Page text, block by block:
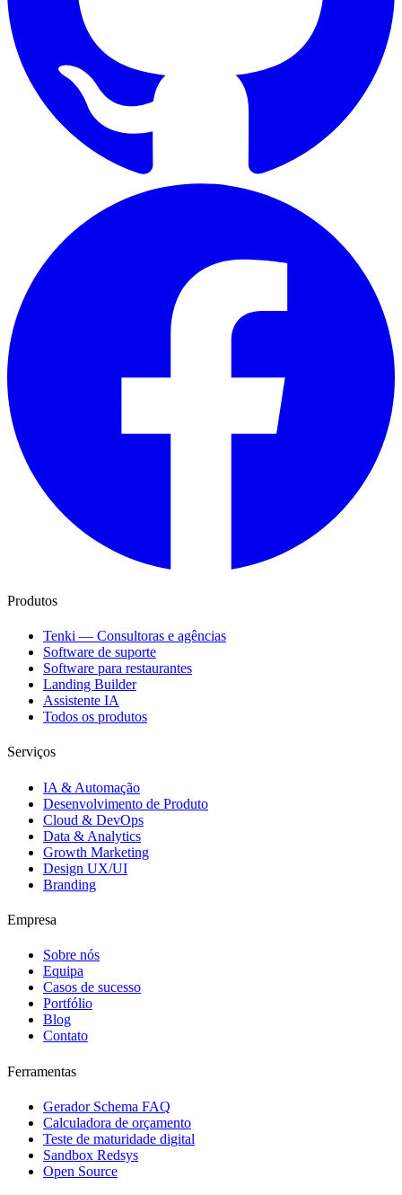
Produtos
Tenki — Consultoras e agências
Software de suporte
Software para restaurantes
Landing Builder
Assistente IA
Todos os produtos
Serviços
IA & Automação
Desenvolvimento de Produto
Cloud & DevOps
Data & Analytics
Growth Marketing
Design UX/UI
Branding
Empresa
Sobre nós
Equipa
Casos de sucesso
Portfólio
Blog
Contato
Ferramentas
Gerador Schema FAQ
Calculadora de orçamento
Teste de maturidade digital
Sandbox Redsys
Open Source